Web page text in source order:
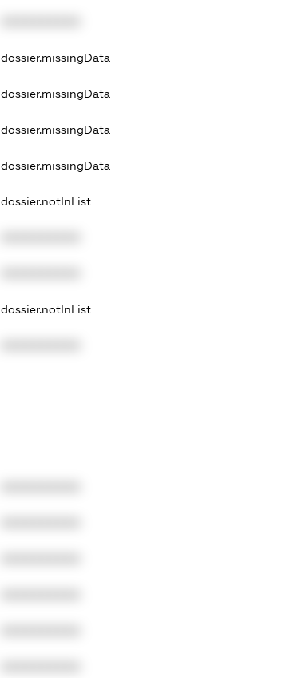
dossier.missingData
dossier.missingData
dossier.missingData
dossier.missingData
dossier.notInList
dossier.notInList